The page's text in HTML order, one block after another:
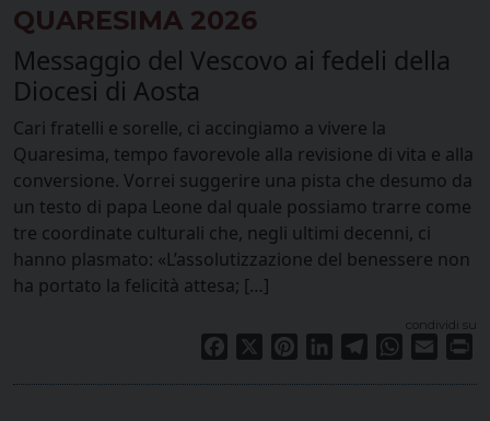
QUARESIMA 2026
Messaggio del Vescovo ai fedeli della
Diocesi di Aosta
Cari fratelli e sorelle, ci accingiamo a vivere la
Quaresima, tempo favorevole alla revisione di vita e alla
conversione. Vorrei suggerire una pista che desumo da
un testo di papa Leone dal quale possiamo trarre come
tre coordinate culturali che, negli ultimi decenni, ci
hanno plasmato: «L’assolutizzazione del benessere non
ha portato la felicità attesa; […]
condividi su
Facebook PinterestLinkedInTelegramWhatsApp
Email